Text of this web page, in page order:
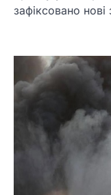
зафіксовано